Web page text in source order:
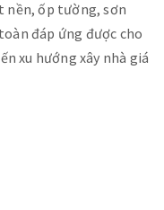
nền, ốp tường, sơn
đáp ứng được cho
xu hướng xây nhà giá